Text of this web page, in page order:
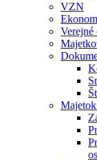
VZN
Verejné